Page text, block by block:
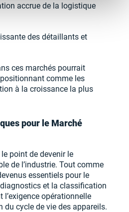
accrue de la logistique
des détaillants et
ces marchés pourrait
comme les
à la croissance la plus
pour le Marché
point de devenir le
de l’industrie. Tout comme
essentiels pour le
et la classification
opérationnelle
du cycle de vie des appareils.